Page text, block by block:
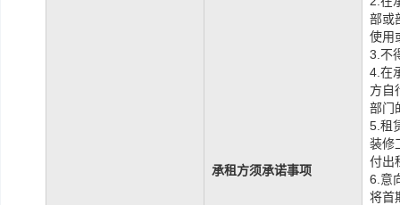
承租方须承诺事项
部或
使用
3.不
4.在
方自
部门
5.租
装修
付出
6.意
将首